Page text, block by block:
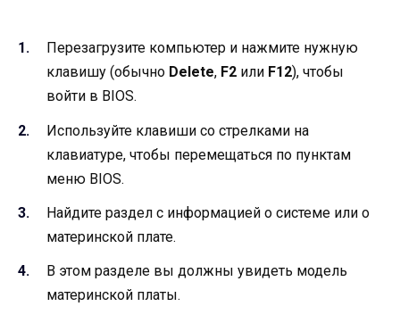
Перезагрузите компьютер и нажмите нужную
клавишу (обычно Delete, F2 или F12), чтобы
войти в BIOS.
Используйте клавиши со стрелками на
клавиатуре, чтобы перемещаться по пунктам
меню BIOS.
Найдите раздел с информацией о системе или о
материнской плате.
В этом разделе вы должны увидеть модель
материнской платы.